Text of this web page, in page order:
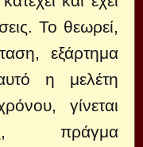
Το θεωρεί,
εξάρτημα
η μελέτη
γίνεται
πράγμα